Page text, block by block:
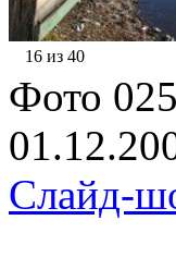
16 из 40
Фото 025
Слайд-